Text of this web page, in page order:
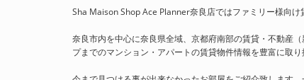
Sha Maison Shop Ace Planner奈良店ではファミリー様向
奈良市内を中心に奈良県全域、京都府南部の賃貸・不動産
プまでのマンション・アパートの賃貸物件情報を豊富に取